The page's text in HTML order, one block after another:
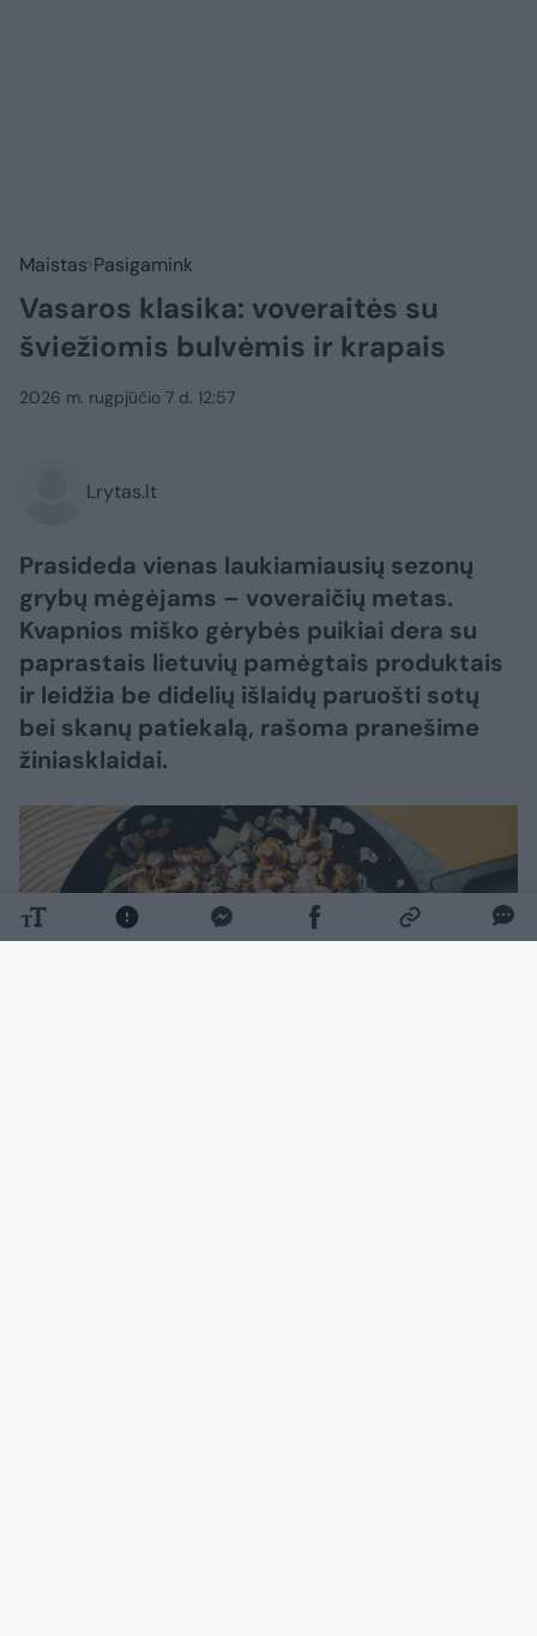
Maistas Pasigamink
Vasaros klasika: voveraitės su
šviežiomis bulvėmis ir krapais
2026 m. rugpjūčio 7 d. 12:57
Lrytas.lt
Prasideda vienas laukiamiausių sezonų
grybų mėgėjams – voveraičių metas.
Kvapnios miško gėrybės puikiai dera su
paprastais lietuvių pamėgtais produktais
ir leidžia be didelių išlaidų paruošti sotų
bei skanų patiekalą, rašoma pranešime
žiniasklaidai.